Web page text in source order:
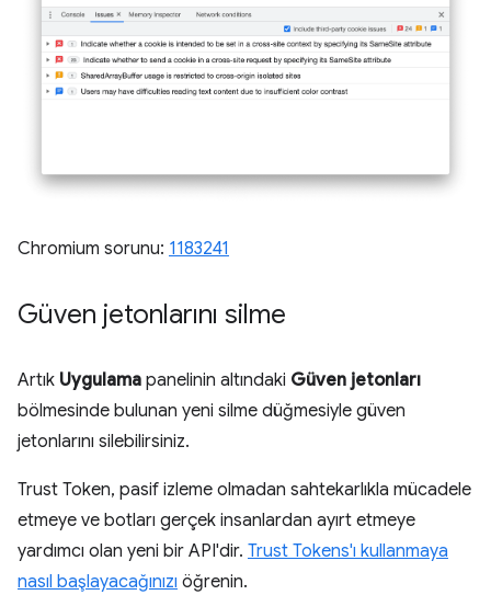
Chromium sorunu: 1183241
Güven jetonlarını silme
Artık Uygulama panelinin altındaki Güven jetonları
bölmesinde bulunan yeni silme düğmesiyle güven
jetonlarını silebilirsiniz.
Trust Token, pasif izleme olmadan sahtekarlıkla mücadele
etmeye ve botları gerçek insanlardan ayırt etmeye
yardımcı olan yeni bir API'dir. Trust Tokens'ı kullanmaya
nasıl başlayacağınızı öğrenin.